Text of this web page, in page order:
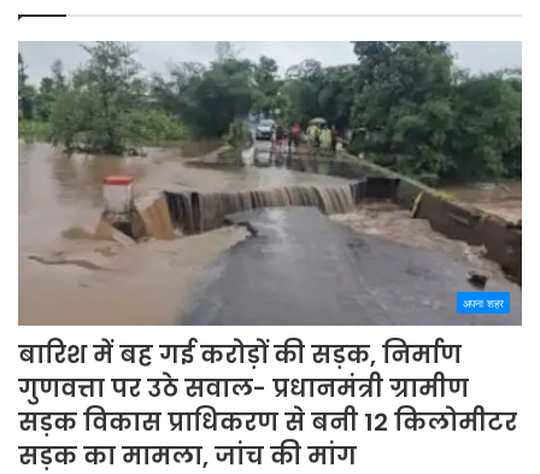
अपना शहर
बारिश में बह गई करोड़ों की सड़क, निर्माण
गुणवत्ता पर उठे सवाल- प्रधानमंत्री ग्रामीण
सड़क विकास प्राधिकरण से बनी 12 किलोमीटर
सड़क का मामला, जांच की मांग